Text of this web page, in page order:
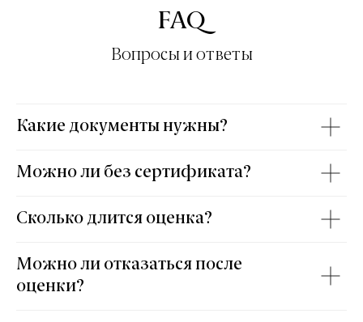
FAQ
Вопросы и ответы
Какие документы нужны?
Можно ли без сертификата?
Сколько длится оценка?
Можно ли отказаться после
оценки?